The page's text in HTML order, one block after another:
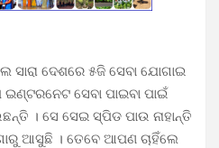
ଦେଶରେ ୫ଜି ସେବା ଯୋଗାଇ
ସେବା ପାଇବା ପାଇଁ
। ସେ ସେଇ ସ୍ପିଡ ପାଉ ନାହାନ୍ତି
ଆସୁଛି । ତେବେ ଆପଣ ଚାହିଁଲେ